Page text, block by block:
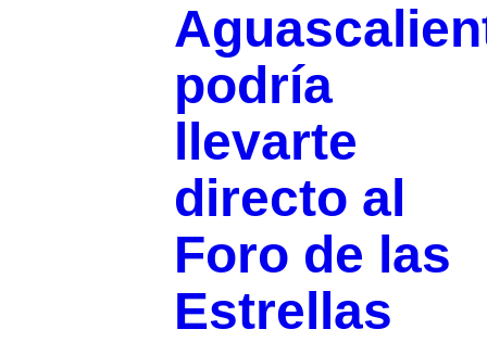
podría
llevarte
directo al
Foro de las
Estrellas